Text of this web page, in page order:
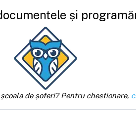
și
de șoferi? Pentru chestionare,